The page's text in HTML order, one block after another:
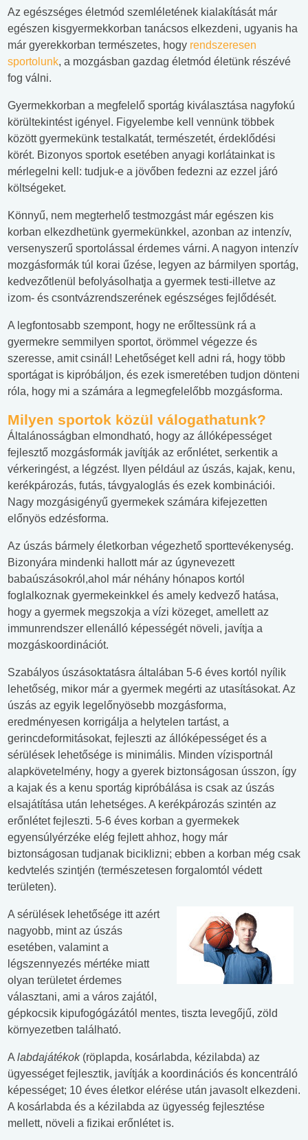
Az egészséges életmód szemléletének kialakítását már
egészen kisgyermekkorban tanácsos elkezdeni, ugyanis ha
már gyerekkorban természetes, hogy rendszeresen
sportolunk, a mozgásban gazdag életmód életünk részévé
fog válni.
Gyermekkorban a megfelelő sportág kiválasztása nagyfokú
körültekintést igényel. Figyelembe kell vennünk többek
között gyermekünk testalkatát, természetét, érdeklődési
körét. Bizonyos sportok esetében anyagi korlátainkat is
mérlegelni kell: tudjuk-e a jövőben fedezni az ezzel járó
költségeket.
Könnyű, nem megterhelő testmozgást már egészen kis
korban elkezdhetünk gyermekünkkel, azonban az intenzív,
versenyszerű sportolással érdemes várni. A nagyon intenzív
mozgásformák túl korai űzése, legyen az bármilyen sportág,
kedvezőtlenül befolyásolhatja a gyermek testi-illetve az
izom- és csontvázrendszerének egészséges fejlődését.
A legfontosabb szempont, hogy ne erőltessünk rá a
gyermekre semmilyen sportot, örömmel végezze és
szeresse, amit csinál! Lehetőséget kell adni rá, hogy több
sportágat is kipróbáljon, és ezek ismeretében tudjon dönteni
róla, hogy mi a számára a legmegfelelőbb mozgásforma.
Milyen sportok közül válogathatunk?
Általánosságban elmondható, hogy az állóképességet
fejlesztő mozgásformák javítják az erőnlétet, serkentik a
vérkeringést, a légzést. Ilyen például az úszás, kajak, kenu,
kerékpározás, futás, távgyaloglás és ezek kombinációi.
Nagy mozgásigényű gyermekek számára kifejezetten
előnyös edzésforma.
Az úszás bármely életkorban végezhető sporttevékenység.
Bizonyára mindenki hallott már az úgynevezett
babaúszásokról,ahol már néhány hónapos kortól
foglalkoznak gyermekeinkkel és amely kedvező hatása,
hogy a gyermek megszokja a vízi közeget, amellett az
immunrendszer ellenálló képességét növeli, javítja a
mozgáskoordinációt.
Szabályos úszásoktatásra általában 5-6 éves kortól nyílik
lehetőség, mikor már a gyermek megérti az utasításokat. Az
úszás az egyik legelőnyösebb mozgásforma,
eredményesen korrigálja a helytelen tartást, a
gerincdeformitásokat, fejleszti az állóképességet és a
sérülések lehetősége is minimális. Minden vízisportnál
alapkövetelmény, hogy a gyerek biztonságosan ússzon, így
a kajak és a kenu sportág kipróbálása is csak az úszás
elsajátítása után lehetséges. A kerékpározás szintén az
erőnlétet fejleszti. 5-6 éves korban a gyermekek
egyensúlyérzéke elég fejlett ahhoz, hogy már
biztonságosan tudjanak biciklizni; ebben a korban még csak
kedvtelés szintjén (természetesen forgalomtól védett
területen).
A sérülések lehetősége itt azért
nagyobb, mint az úszás
esetében, valamint a
légszennyezés mértéke miatt
olyan területet érdemes
választani, ami a város zajától,
gépkocsik kipufogógázától mentes, tiszta levegőjű, zöld
környezetben található.
A labdajátékok(röplapda, kosárlabda, kézilabda) az
ügyességet fejlesztik, javítják a koordinációs és koncentráló
képességet; 10 éves életkor elérése után javasolt elkezdeni.
A kosárlabda és a kézilabda az ügyesség fejlesztése
mellett, növeli a fizikai erőnlétet is.